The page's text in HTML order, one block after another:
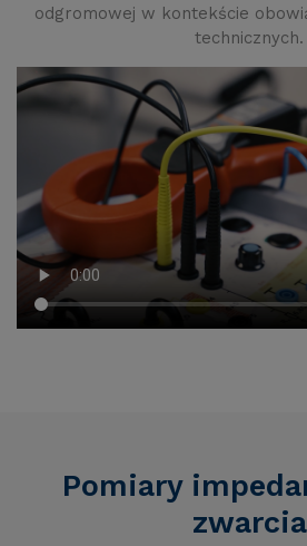
odgromowej w kontekście
technicznych.
Pomiary
zwarcia